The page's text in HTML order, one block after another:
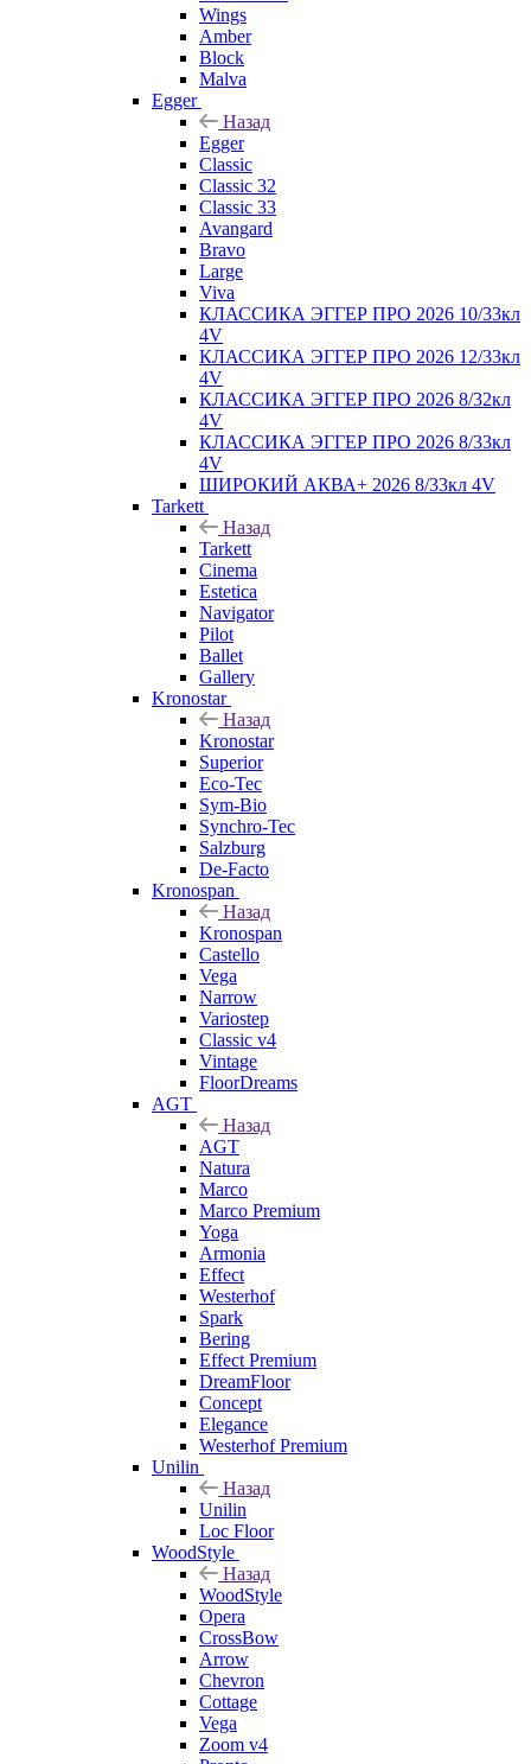
Wings
Amber
Block
Malva
Egger
Назад
Egger
Classic
Classic 32
Classic 33
Avangard
Bravo
Large
Viva
КЛАССИКА ЭГГЕР ПРО 2026 10/33кл
4V
КЛАССИКА ЭГГЕР ПРО 2026 12/33кл
4V
КЛАССИКА ЭГГЕР ПРО 2026 8/32кл
4V
КЛАССИКА ЭГГЕР ПРО 2026 8/33кл
4V
ШИРОКИЙ АКВА+ 2026 8/33кл 4V
Tarkett
Назад
Tarkett
Cinema
Estetica
Navigator
Pilot
Ballet
Gallery
Kronostar
Назад
Kronostar
Superior
Eco-Tec
Sym-Bio
Synchro-Tec
Salzburg
De-Facto
Kronospan
Назад
Kronospan
Castello
Vega
Narrow
Variostep
Classic v4
Vintage
FloorDreams
AGT
Назад
AGT
Natura
Marco
Marco Premium
Yoga
Armonia
Effect
Westerhof
Spark
Bering
Effect Premium
DreamFloor
Concept
Elegance
Westerhof Premium
Unilin
Назад
Unilin
Loc Floor
WoodStyle
Назад
WoodStyle
Opera
CrossBow
Arrow
Chevron
Cottage
Vega
Zoom v4